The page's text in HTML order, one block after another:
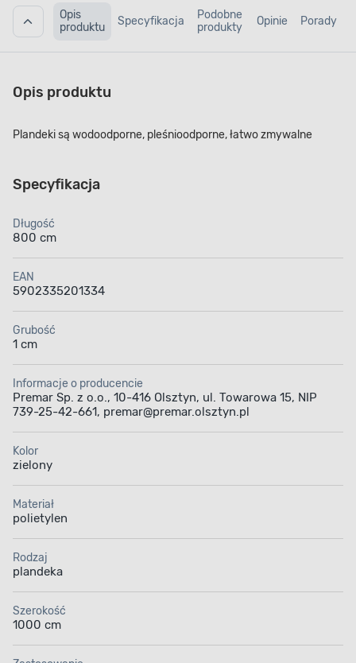
Opis
produktu
Specyfikacja
Podobne
produkty
Opinie Porady
Opis produktu
Plandeki są wodoodporne, pleśnioodporne, łatwo zmywalne
Specyfikacja
Długość
800 cm
EAN
5902335201334
Grubość
1 cm
Informacje o producencie
Premar Sp. z o.o., 10-416 Olsztyn, ul. Towarowa 15, NIP
739-25-42-661, premar@premar.olsztyn.pl
Kolor
zielony
Materiał
polietylen
Rodzaj
plandeka
Szerokość
1000 cm